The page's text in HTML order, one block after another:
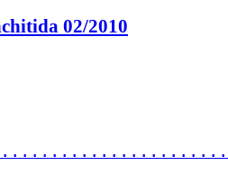
02/2010